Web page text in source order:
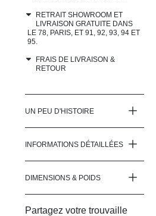
RETRAIT SHOWROOM ET
LIVRAISON GRATUITE DANS
LE 78, PARIS, ET 91, 92, 93, 94 ET
95.
FRAIS DE LIVRAISON &
RETOUR
UN PEU D'HISTOIRE
INFORMATIONS DÉTAILLÉES
DIMENSIONS & POIDS
Partagez votre trouvaille